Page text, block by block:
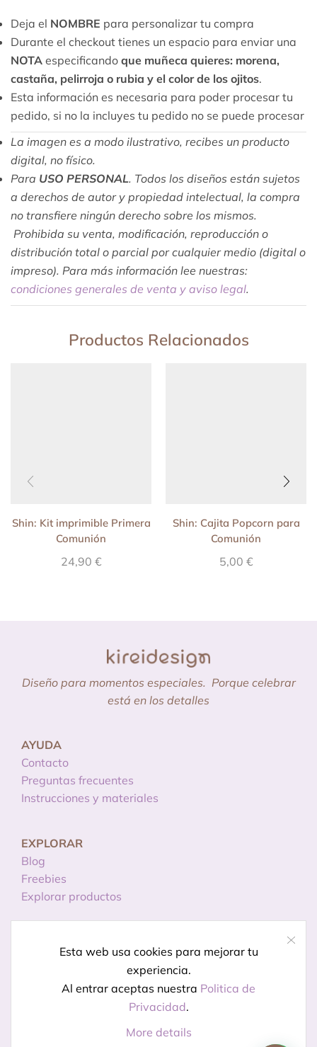
Deja el NOMBRE para personalizar tu compra
Durante el checkout tienes un espacio para enviar una
NOTA especificando que muñeca quieres: morena,
castaña, pelirroja o rubia y el color de los ojitos.
Esta información es necesaria para poder procesar tu
pedido, si no la incluyes tu pedido no se puede procesar
La imagen es a modo ilustrativo, recibes un producto
digital, no físico.
Para USO PERSONAL. Todos los diseños están sujetos
a derechos de autor y propiedad intelectual, la compra
no transfiere ningún derecho sobre los mismos.
Prohibida su venta, modificación, reproducción o
distribución total o parcial por cualquier medio (digital o
impreso). Para más información lee nuestras:
condiciones generales de venta y aviso legal.
Productos Relacionados
Shin: Kit imprimible Primera
Comunión
24,90 €
Shin: Cajita Popcorn para
Comunión
5,00 €
Esta web usa cookies para mejorar tu
experiencia.
Al entrar aceptas nuestra Politica de
Privacidad.
More details
Diseño para momentos especiales. Porque celebrar
está en los detalles
AYUDA
Contacto
Preguntas frecuentes
Instrucciones y materiales
EXPLORAR
Blog
Freebies
Explorar productos
Licencias de uso
Política de privacidad
Aviso legal